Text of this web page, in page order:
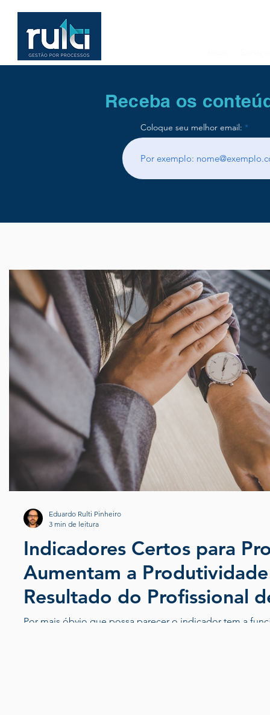
Receba os
Coloque seu melhor email:
Indicadores Certos para
Aumentam a
Resultado do Profissional
Processo
Por mais óbvio que possa parecer o indicador tem a
Eduardo Rulti Pinheiro
3 min de leitura